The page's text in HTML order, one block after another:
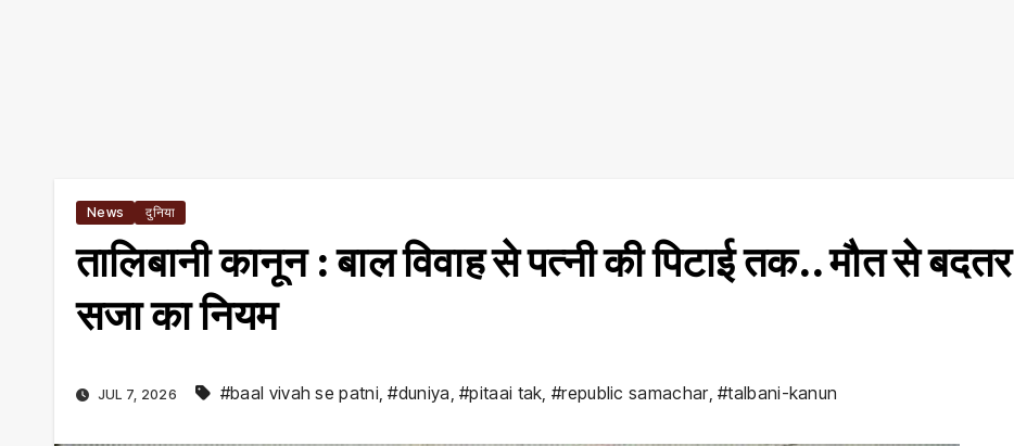
News दुनिया
तालिबानी कानून : बाल विवाह से पत्नी की पिटाई तक.. मौत से बदतर
सजा का नियम
JUL 7, 2026 #baal vivah se patni,#duniya,#pitaai tak,#republic samachar,#talbani-kanun